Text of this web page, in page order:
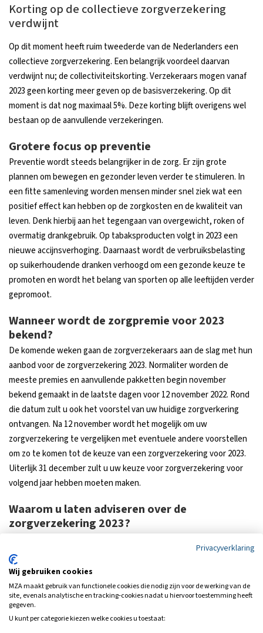
Korting op de collectieve zorgverzekering
verdwijnt
Op dit moment heeft ruim tweederde van de Nederlanders een
collectieve zorgverzekering. Een belangrijk voordeel daarvan
verdwijnt nu; de collectiviteitskorting. Verzekeraars mogen vanaf
2023 geen korting meer geven op de basisverzekering. Op dit
moment is dat nog maximaal 5%. Deze korting blijft overigens wel
bestaan op de aanvullende verzekeringen.
Grotere focus op preventie
Preventie wordt steeds belangrijker in de zorg. Er zijn grote
plannen om bewegen en gezonder leven verder te stimuleren. In
een fitte samenleving worden mensen minder snel ziek wat een
positief effect kan hebben op de zorgkosten en de kwaliteit van
leven. Denk hierbij aan het tegengaan van overgewicht, roken of
overmatig drankgebruik. Op tabaksproducten volgt in 2023 een
nieuwe accijnsverhoging. Daarnaast wordt de verbruiksbelasting
op suikerhoudende dranken verhoogd om een gezonde keuze te
promoten en wordt het belang van sporten op alle leeftijden verder
gepromoot.
Wanneer wordt de zorgpremie voor 2023
bekend?
De komende weken gaan de zorgverzekeraars aan de slag met hun
aanbod voor de zorgverzekering 2023. Normaliter worden de
meeste premies en aanvullende pakketten begin november
bekend gemaakt in de laatste dagen voor 12 november 2022. Rond
die datum zult u ook het voorstel van uw huidige zorgverkering
ontvangen. Na 12 november wordt het mogelijk om uw
zorgverzekering te vergelijken met eventuele andere voorstellen
om zo te komen tot de keuze van een zorgverzekering voor 2023.
Uiterlijk 31 december zult u uw keuze voor zorgverzekering voor
volgend jaar hebben moeten maken.
Waarom u laten adviseren over de
zorgverzekering 2023?
alle zorgverzekeraars. Hierbij kijken zij niet alleen naar de prijs van
de zorgverzekering, maar ook naar hetgeen wat aangeboden
wordt in de aanvullende pakketten. Om zo te komen tot het beste
aanbod wat past bij uw zorgwensen. Gebaseerd op uw gebruik van
zorg in het verleden en uw verwachting voor 2023 krijgt u een
Privacyverklaring
Wij gebruiken cookies
MZA maakt gebruik van functionele cookies die nodig zijn voor de werking van de
site, evenals analytische en tracking‑cookies nadat u hiervoor toestemming heeft
gegeven.
U kunt per categorie kiezen welke cookies u toestaat: